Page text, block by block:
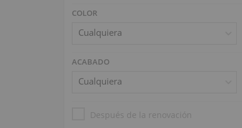
COLOR
ACABADO
Después de la renovación